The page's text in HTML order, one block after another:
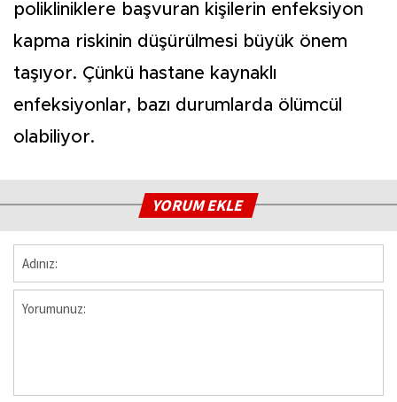
polikliniklere başvuran kişilerin enfeksiyon
kapma riskinin düşürülmesi büyük önem
taşıyor. Çünkü hastane kaynaklı
enfeksiyonlar, bazı durumlarda ölümcül
olabiliyor.
YORUM EKLE